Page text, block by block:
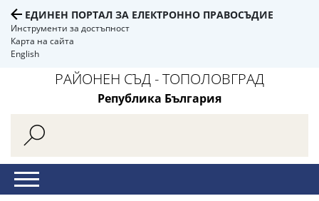
ЕДИНЕН ПОРТАЛ ЗА ЕЛЕКТРОННО ПРАВОСЪДИЕ
Инструменти за достъпност
Карта на сайта
English
РАЙОНЕН СЪД - ТОПОЛОВГРАД
Република България